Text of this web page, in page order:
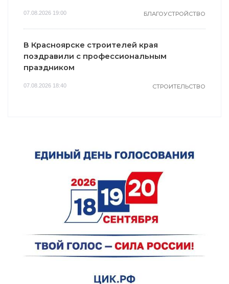
07.08.2026 19:00 БЛАГОУСТРОЙСТВО
В Красноярске строителей края
поздравили с профессиональным
праздником
07.08.2026 18:40 СТРОИТЕЛЬСТВО